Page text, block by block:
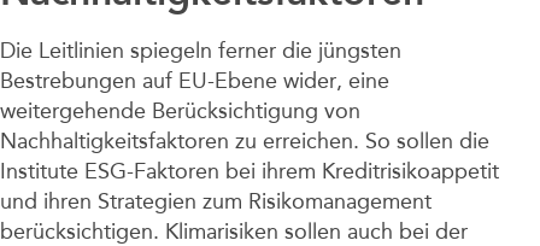
Die Leitlinien spiegeln ferner die jüngsten
Bestrebungen auf EU-Ebene wider, eine
weitergehende Berücksichtigung von
Nachhaltigkeitsfaktoren zu erreichen. So sollen die
Institute ESG-Faktoren bei ihrem Kreditrisikoappetit
und ihren Strategien zum Risikomanagement
berücksichtigen. Klimarisiken sollen auch bei der